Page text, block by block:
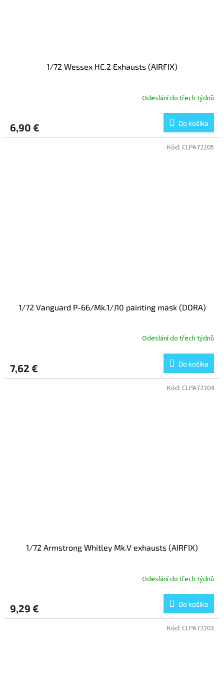
1/72 Wessex HC.2 Exhausts (AIRFIX)
Odeslání do třech týdnů
6,90 € Do košíka
1/72 Vanguard P-66/Mk.1/J10 painting mask (DORA)
Odeslání do třech týdnů
7,62 € Do košíka
Kód: CLPA72205
1/72 Armstrong Whitley Mk.V exhausts (AIRFIX)
Odeslání do třech týdnů
9,29 € Do košíka
Kód: CLPA72204
Kód: CLPA72203